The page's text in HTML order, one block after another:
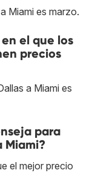
Miami es marzo.
el que los
precios
a Miami es
para
Miami?
el mejor precio